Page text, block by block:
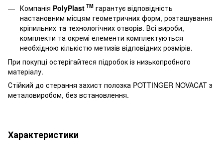
Компанія PolyPlast TM гарантує відповідність
настановним місцям геометричних форм, розташування
кріпильних та технологічних отворів. Всі вироби,
комплекти та окремі елементи комплектуються
необхідною кількістю метизів відповідних розмірів.
При покупці остерігайтеся підробок із низькопробного
матеріалу.
Стійкий до стерання захист полозка POTTINGER NOVACAT з
металовиробом, без встановлення.
Характеристики